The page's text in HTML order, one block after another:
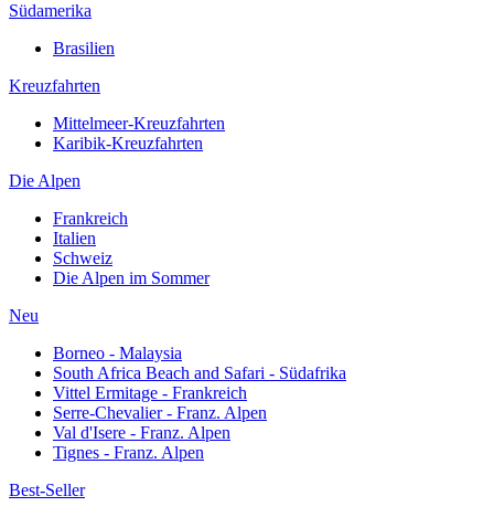
Südamerika
Brasilien
Kreuzfahrten
Mittelmeer-Kreuzfahrten
Karibik-Kreuzfahrten
Die Alpen
Frankreich
Italien
Schweiz
Die Alpen im Sommer
Neu
Borneo - Malaysia
South Africa Beach and Safari - Südafrika
Vittel Ermitage - Frankreich
Serre-Chevalier - Franz. Alpen
Val d'Isere - Franz. Alpen
Tignes - Franz. Alpen
Best-Seller